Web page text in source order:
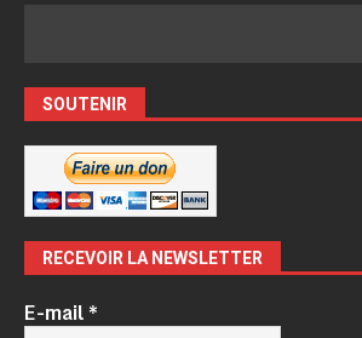
SOUTENIR
RECEVOIR LA NEWSLETTER
E-mail*